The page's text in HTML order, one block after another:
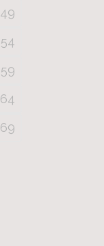
49
54
59
64
69